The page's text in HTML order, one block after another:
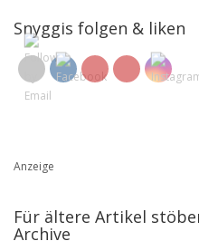
Snyggis folgen & liken
Anzeige
Für ältere Artikel
Archive